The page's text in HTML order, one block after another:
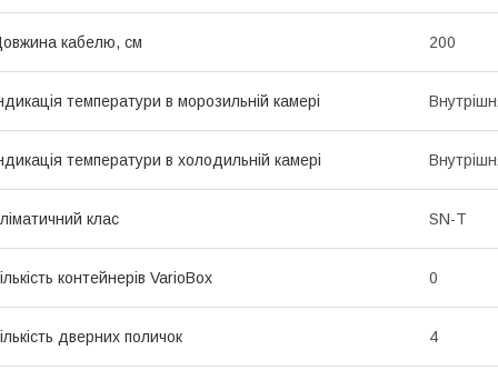
кабелю, см 200
температури в морозильній камері
температури в холодильній камері
клас SN-T
контейнерів VarioBox 0
дверних поличок 4